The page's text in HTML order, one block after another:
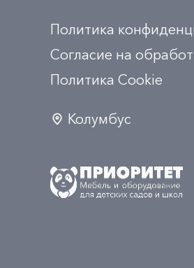
Политика
Согласие на
Политика Сookie
Колумбус